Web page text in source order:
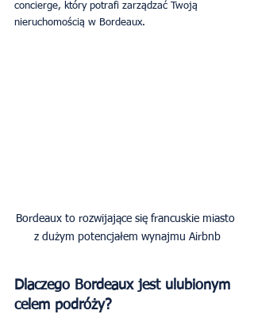
concierge, który potrafi zarządzać Twoją
nieruchomością w Bordeaux.
Bordeaux to rozwijające się francuskie miasto
z dużym potencjałem wynajmu Airbnb
Dlaczego Bordeaux jest ulubionym
celem podróży?